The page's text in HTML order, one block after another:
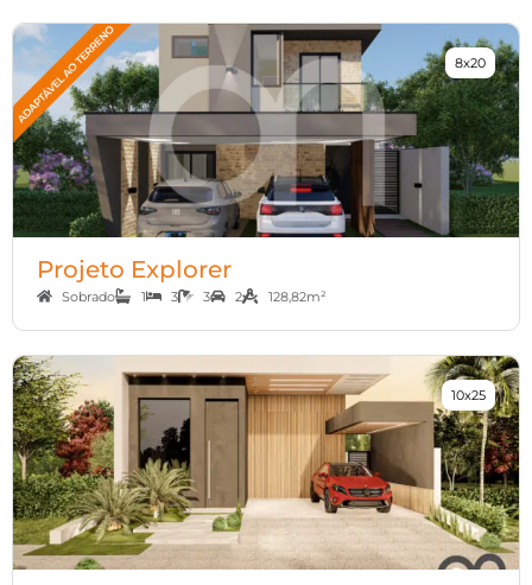
8x20
Projeto Explorer
Sobrado 1 3 3 2 128,82m²
10x25